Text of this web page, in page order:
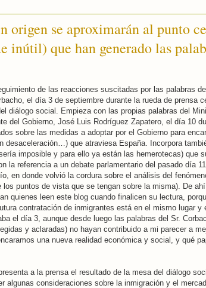
origen se aproximarán al punto
inútil) que han generado las
de las reacciones suscitadas por las palabras
el día 3 de septiembre durante la rueda de prensa
diálogo social. Empieza con las propias palabras del
del Gobierno, José Luis Rodríguez Zapatero, el día 10
sobre las medidas a adoptar por el Gobierno para
desaceleración…) que atraviesa España. Incorpora
imposible y para ello ya están las hemerotecas) que
la referencia a un debate parlamentario del pasado día
en donde volvió la cordura sobre el análisis del
los puntos de vista que se tengan sobre la misma). De
quienes leen este blog cuando finalicen su lectura,
contratación de inmigrantes está en el mismo lugar y
el día 3, aunque desde luego las palabras del Sr.
y aclaradas) no hayan contribuido a mi parecer a
una nueva realidad económica y social, y qué
a la prensa el resultado de la mesa del diálogo
algunas consideraciones sobre la inmigración y el